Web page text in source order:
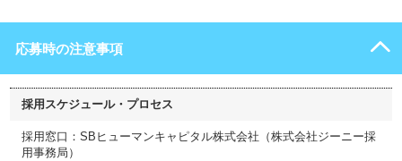
応募時の注意事項
採用スケジュール・プロセス
採用窓口：SBヒューマンキャピタル株式会社（株式会社ジーニー採
用事務局）